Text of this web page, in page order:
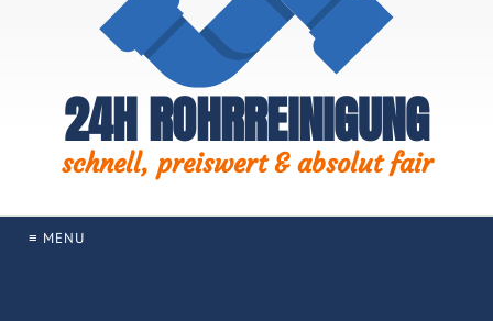
24H ROHRREINIGUNG
schnell, preiswert & absolut fair
≡ MENU